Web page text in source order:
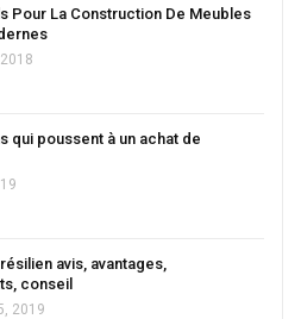
Pour La Construction De Meubles
qui poussent à un achat de
avis, avantages,
conseil
2019